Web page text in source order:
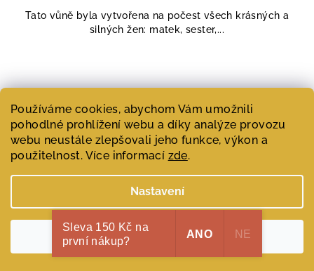
Používáme cookies, abychom Vám umožnili
pohodlné prohlížení webu a díky analýze provozu
webu neustále zlepšovali jeho funkce, výkon a
použitelnost. Více informací zde.
Nastavení
Souhlasím
z
5
Tato vůně byla vytvořena na počest všech krásných a
silných žen: matek, sester,...
Sleva 150 Kč na
první nákup?
ANO NE